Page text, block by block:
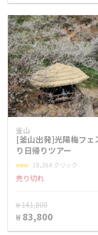
釜山
[釜山出発]光陽梅フェ
り日帰りツアー
new 18,264 クリック
売り切れ
₩ 141,800
₩ 83,800